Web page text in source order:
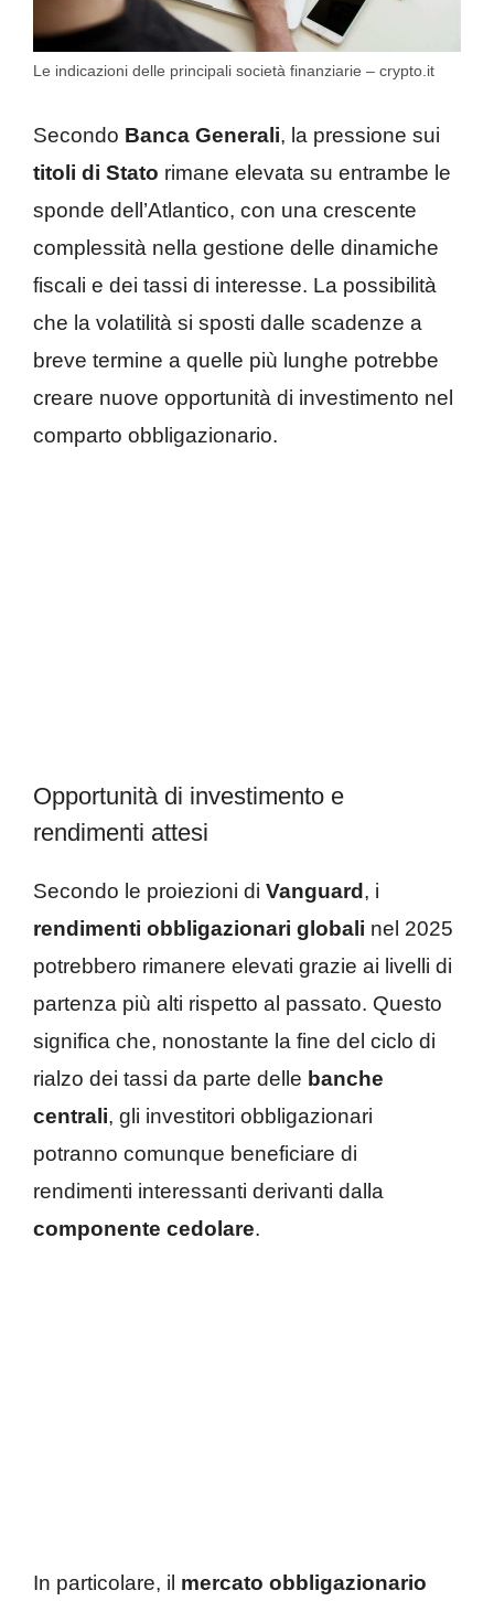
Le indicazioni delle principali società finanziarie – crypto.it
Secondo Banca Generali, la pressione sui
titoli di Stato rimane elevata su entrambe le
sponde dell’Atlantico, con una crescente
complessità nella gestione delle dinamiche
fiscali e dei tassi di interesse. La possibilità
che la volatilità si sposti dalle scadenze a
breve termine a quelle più lunghe potrebbe
creare nuove opportunità di investimento nel
comparto obbligazionario.
Opportunità di investimento e
rendimenti attesi
Secondo le proiezioni di Vanguard , i
rendimenti obbligazionari globali nel 2025
potrebbero rimanere elevati grazie ai livelli di
partenza più alti rispetto al passato. Questo
significa che, nonostante la fine del ciclo di
rialzo dei tassi da parte delle banche
centrali, gli investitori obbligazionari
potranno comunque beneficiare di
rendimenti interessanti derivanti dalla
componente cedolare.
In particolare, il mercato obbligazionario